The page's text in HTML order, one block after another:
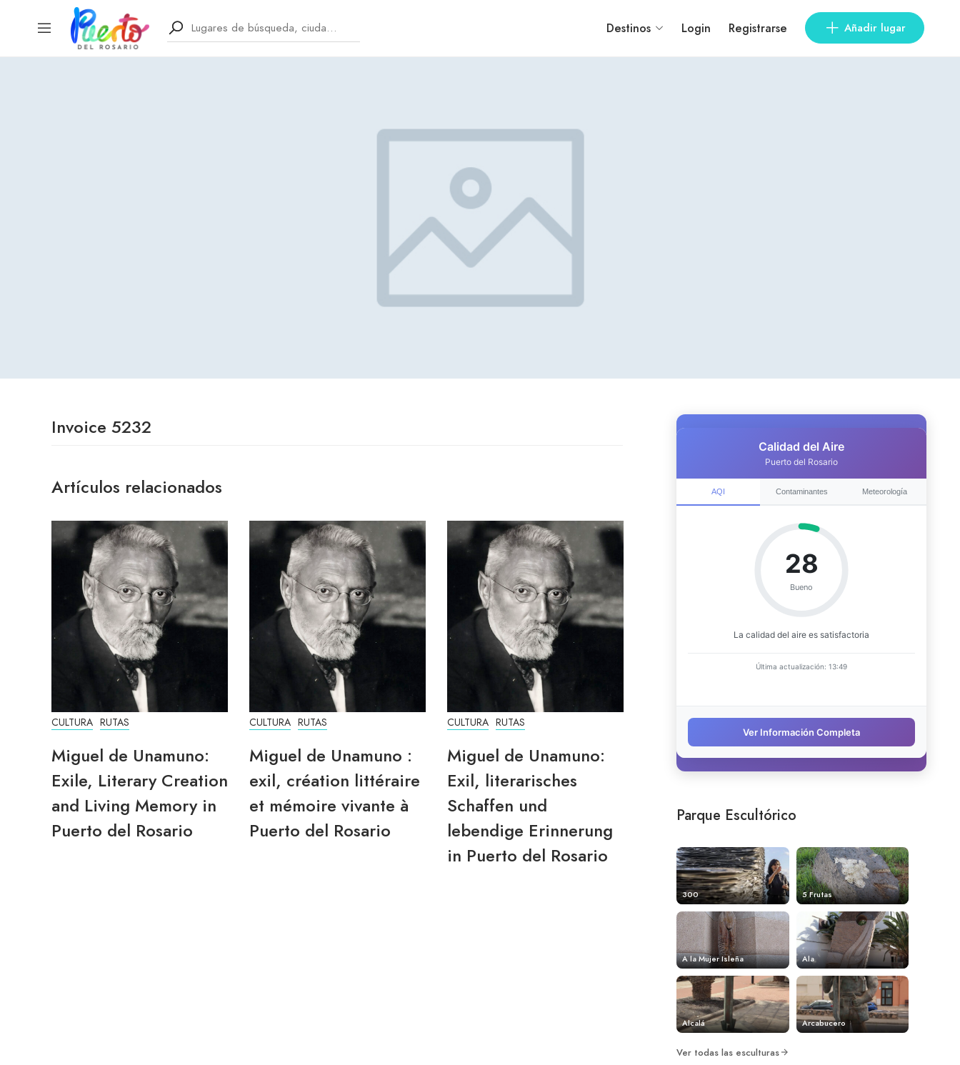
Destinos Login Registrarse Añadir lugar
Invoice 5232
Artículos relacionados
CULTURA RUTAS
Miguel de Unamuno:
Exile, Literary Creation
and Living Memory in
Puerto del Rosario
CULTURA RUTAS
Miguel de Unamuno :
exil, création littéraire
et mémoire vivante à
Puerto del Rosario
CULTURA RUTAS
Miguel de Unamuno:
Exil, literarisches
Schaffen und
lebendige Erinnerung
in Puerto del Rosario
Parque Escultórico
300 5 Frutas
A la Mujer Isleña Ala
Alcalá Arcabucero
Ver todas las esculturas